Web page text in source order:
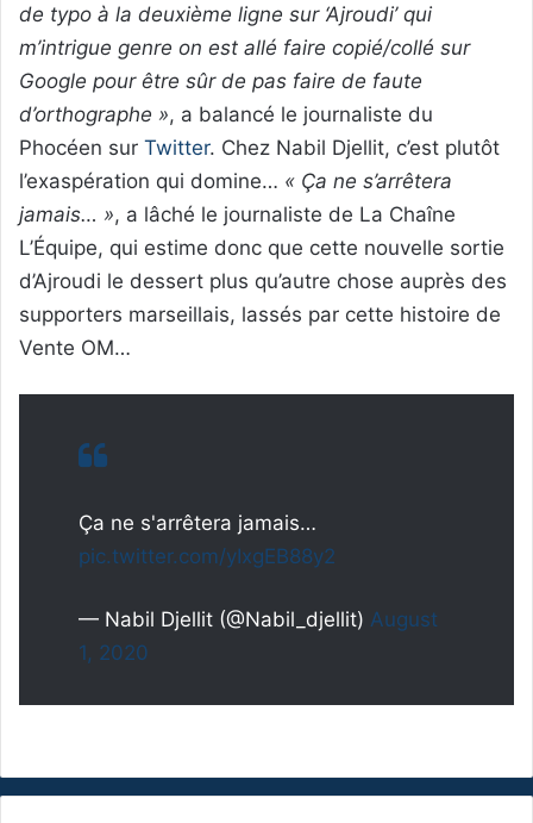
de typo à la deuxième ligne sur ‘Ajroudi’ qui
m’intrigue genre on est allé faire copié/collé sur
Google pour être sûr de pas faire de faute
d’orthographe », a balancé le journaliste du
Phocéen sur Twitter. Chez Nabil Djellit, c’est plutôt
l’exaspération qui domine… « Ça ne s’arrêtera
jamais… », a lâché le journaliste de La Chaîne
L’Équipe, qui estime donc que cette nouvelle sortie
d’Ajroudi le dessert plus qu’autre chose auprès des
supporters marseillais, lassés par cette histoire de
Vente OM…
Ça ne s'arrêtera jamais…
pic.twitter.com/yIxgEB88y2
— Nabil Djellit (@Nabil_djellit) August
1, 2020